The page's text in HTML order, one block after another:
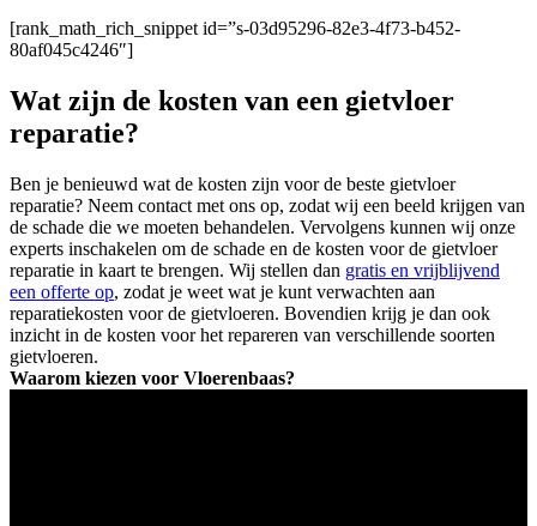
[rank_math_rich_snippet id=”s-03d95296-82e3-4f73-b452-
80af045c4246″]
Wat zijn de kosten van een gietvloer
reparatie?
Ben je benieuwd wat de kosten zijn voor de beste gietvloer
reparatie? Neem contact met ons op, zodat wij een beeld krijgen van
de schade die we moeten behandelen. Vervolgens kunnen wij onze
experts inschakelen om de schade en de kosten voor de gietvloer
reparatie in kaart te brengen. Wij stellen dan gratis en vrijblijvend
een offerte op, zodat je weet wat je kunt verwachten aan
reparatiekosten voor de gietvloeren. Bovendien krijg je dan ook
inzicht in de kosten voor het repareren van verschillende soorten
gietvloeren.
Waarom kiezen voor Vloerenbaas?